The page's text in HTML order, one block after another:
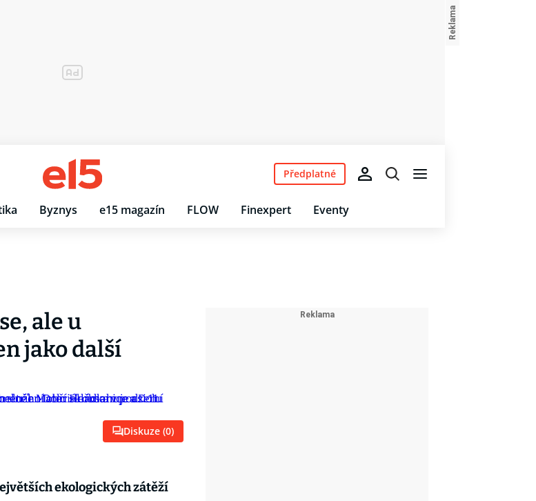
Byznys e15 magazín FLOW Finexpert Eventy
Předplatné
ale u
jako další
Diskuze (0)
ekologických zátěží